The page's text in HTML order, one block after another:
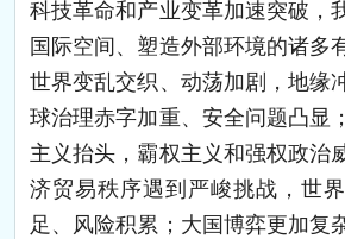
科技革命和产业变革加速突破，
国际空间、塑造外部环境的诸多
世界变乱交织、动荡加剧，地缘
球治理赤字加重、安全问题凸显
主义抬头，霸权主义和强权政治
济贸易秩序遇到严峻挑战，世
足、风险积累；大国博弈更加复